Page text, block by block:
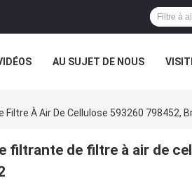
AU SUJET DE NOUS
Filtre À Air De Cellulose 593260 798452,
filtrante de filtre à air de